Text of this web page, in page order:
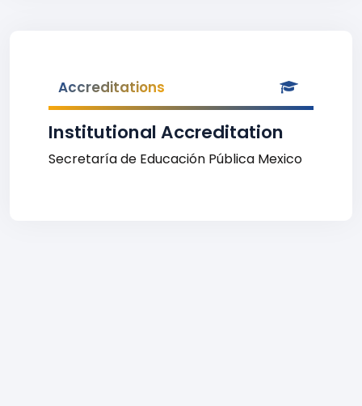
Accreditations
Institutional Accreditation
Secretaría de Educación Pública Mexico